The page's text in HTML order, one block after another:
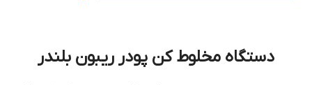
دستگاه مخلوط كن پودر ریبون بلندر